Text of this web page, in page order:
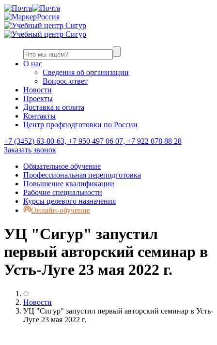
Россия
О нас
Сведения об организации
Вопрос-ответ
Новости
Проекты
Доставка и оплата
Контакты
Центр профподготовки по России
+7 (3452) 63-80-63, +7 950 497 06 07, +7 922 078 88 28
Заказать звонок
Обязательное обучение
Профессиональная переподготовка
Повышение квалификации
Рабочие специальности
Курсы целевого назначения
Онлайн-обучение
УЦ "Сигур" запустил
первый авторский семинар в
Усть-Луге 23 мая 2022 г.
Новости
УЦ "Сигур" запустил первый авторский семинар в Усть-
Луге 23 мая 2022 г.